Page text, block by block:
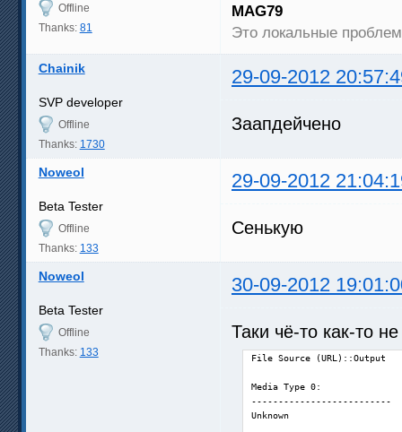
Offline
Thanks: 81
MAG79
Это локальные
Chainik 29-09-2012
SVP developer
Offline
Thanks: 1730
Заапдейчено
Noweol 29-09-2012
Beta Tester
Offline
Thanks: 133
Сенькую
Noweol 30-09-2012
Beta Tester
Offline
Thanks: 133
Таки чё-то как-то
File Source (URL)::Output
Media Type 0:
--------------------------
Unknown